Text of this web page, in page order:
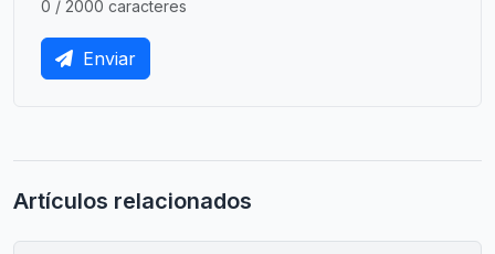
0 / 2000 caracteres
Enviar
Artículos relacionados